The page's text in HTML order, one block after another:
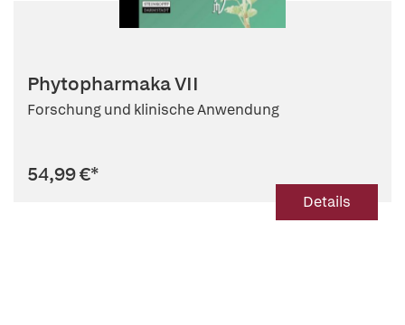
Phytopharmaka VII
Forschung und klinische Anwendung
54,99 €*
Details